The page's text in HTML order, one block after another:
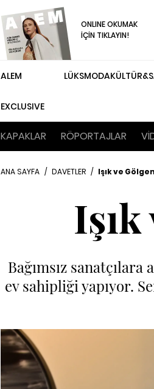
ONLINE OKUMAK
İÇİN TIKLAYIN!
ALEM
EXCLUSIVE
LÜKSMODA
KAPAKLAR RÖPORTAJLAR
ANA SAYFA / DAVETLER / Işık ve
Bağımsız
ev sahipliği yapıyor.